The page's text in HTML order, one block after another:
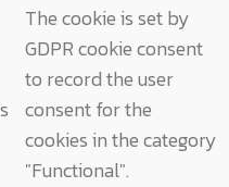
The cookie is set by
GDPR cookie consent
to record the user
consent for the
cookies in the category
"Functional".